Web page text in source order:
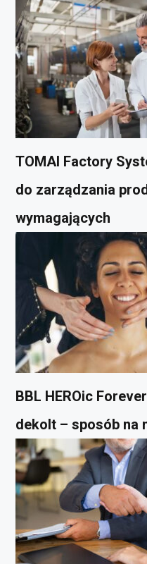
TOMAI Factory
do zarządzania
wymagających
BBL HEROic
dekolt – sposób na